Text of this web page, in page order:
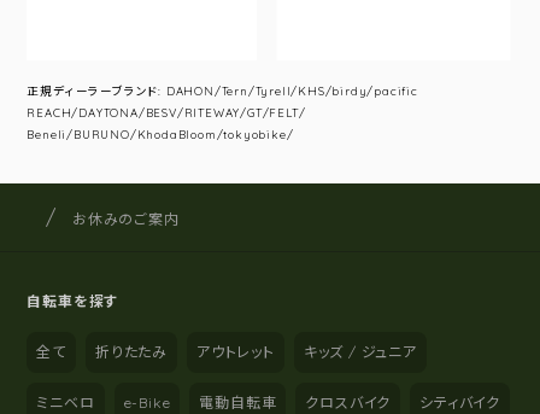
正規ディーラーブランド: DAHON/Tern/Tyrell/KHS/birdy/pacific
REACH/DAYTONA/BESV/RITEWAY/GT/FELT/
Beneli/BURUNO/KhodaBloom/tokyobike/
サイト内の現在地
サイクルショップナカゴヤ
お休みのご案内
自転車を探す
全て 折りたたみ アウトレット キッズ / ジュニア
ミニベロ e-Bike 電動自転車 クロスバイク シティバイク